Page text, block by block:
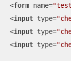
<form name=
<input type=
<input type=
<input type=